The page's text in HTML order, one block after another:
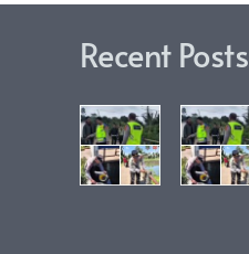
Recent Posts